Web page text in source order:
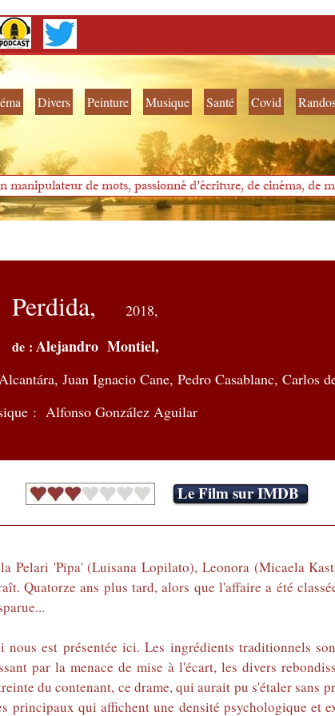
Divers Peinture Musique Santé Covid
manipulateur de mots, passionné d'écriture, de cinéma, de
Perdida, 2018,
de : Alejandro Montiel,
Juan Ignacio Cane, Pedro Casablanc, Carlos
: Alfonso González Aguilar
Le Film sur IMDB
Pelari 'Pipa' (Luisana Lopilato), Leonora (Micaela
Quatorze ans plus tard, alors que l'affaire a été
est présentée ici. Les ingrédients traditionnels
par la menace de mise à l'écart, les divers
du contenant, ce drame, qui aurait pu s'étaler sans
principaux qui affichent une densité psychologique et